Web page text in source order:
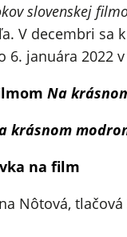
slovenskej
V decembri
6. januára 2022
Na
krásnom
na film
Nôtová, tlačová